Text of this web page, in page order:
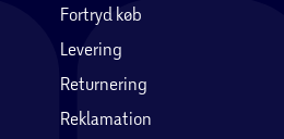
Fortryd køb
Levering
Returnering
Reklamation